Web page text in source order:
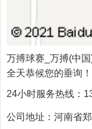
万搏球赛_万搏(中
全天恭候您的垂询！
24小时服务热线：
公司地址： 河南省